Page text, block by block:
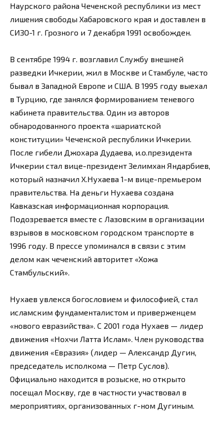
Наурского района Чеченской республики из мест
лишения свободы Хабаровского края и доставлен в
СИЗО-1 г. Грозного и 7 декабря 1991 освобожден.
В сентябре 1994 г. возглавил Службу внешней
разведки Ичкерии, жил в Москве и Стамбуле, часто
бывал в Западной Европе и США. В 1995 году выехал
в Турцию, где занялся формированием теневого
кабинета правительства. Один из авторов
обнародованного проекта «шариатской
конституции» Чеченской республики Ичкерии.
После гибели Джохара Дудаева, и.о.президента
Ичкерии стал вице-президент Зелимхан Яндарбиев,
который назначил Х.Нухаева 1-м вице-премьером
правительства. На деньги Нухаева создана
Кавказская информационная корпорация.
Подозревается вместе с Лазовским в организации
взрывов в московском городском транспорте в
1996 году. В прессе упоминался в связи с этим
делом как чеченский авторитет «Хожа
Стамбульский».
Нухаев увлекся богословием и философией, стал
исламским фундаменталистом и приверженцем
«нового евразийства». С 2001 года Нухаев — лидер
движения «Нохчи Латта Ислам». Член руководства
движения «Евразия» (лидер — Александр Дугин,
председатель исполкома — Петр Суслов).
Официально находится в розыске, но открыто
посещал Москву, где в частности участвовал в
мероприятиях, организованных г-ном Дугиным.